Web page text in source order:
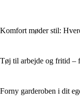
Komfort møder stil:
Tøj til arbejde og fritid –
Forny garderoben i dit